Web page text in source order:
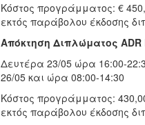
Κόστος προγράμματος: €
εκτός παράβολου έκδοσης
Απόκτηση Διπλώματος ADR
Δευτέρα 23/05 ώρα 16:00-
26/05 και ώρα 08:00-14:30
Κόστος προγράμματος:
εκτός παράβολου έκδοσης